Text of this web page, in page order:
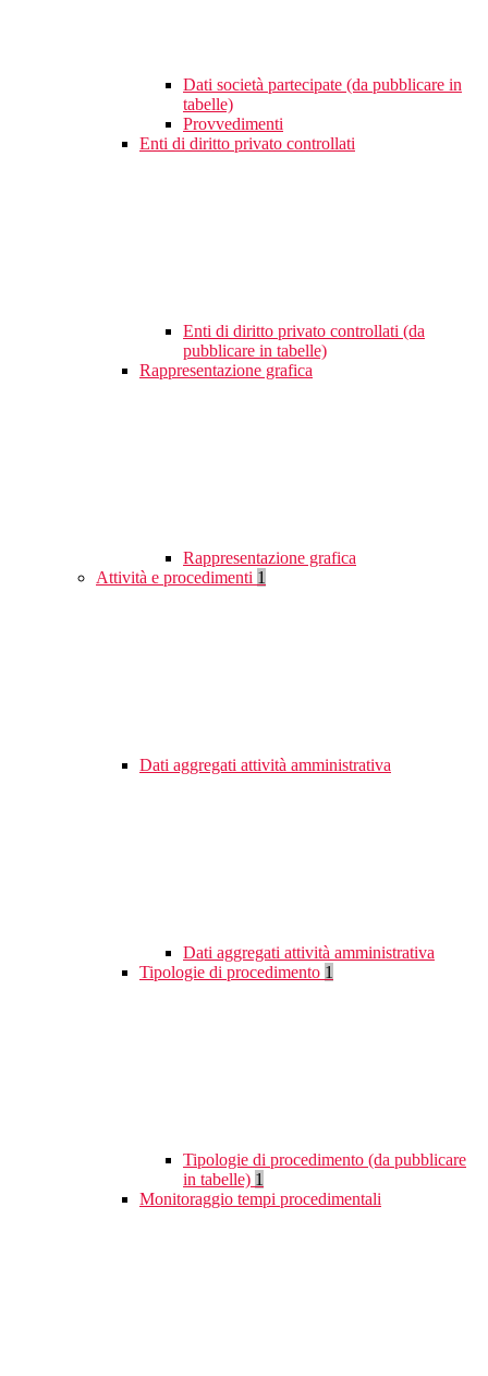
Dati società partecipate (da pubblicare in
tabelle)
Provvedimenti
Enti di diritto privato controllati
Enti di diritto privato controllati (da
pubblicare in tabelle)
Rappresentazione grafica
Rappresentazione grafica
Attività e procedimenti 1
Dati aggregati attività amministrativa
Dati aggregati attività amministrativa
Tipologie di procedimento 1
Tipologie di procedimento (da pubblicare
in tabelle) 1
Monitoraggio tempi procedimentali